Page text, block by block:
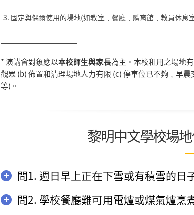
固定與偶爾使用的場地(如教室﹑餐廳﹑體育館﹑教員休
* 演講會對象應以本校師生與家長為主。本校租用之場地
觀眾 (b) 佈置和清理場地人力有限 (c) 停車位已不夠﹐早
等)。
黎明中文學校場
問1. 週日早上正在下雪或有積雪的日
問2. 學校餐廳難可用電爐或煤氣爐烹